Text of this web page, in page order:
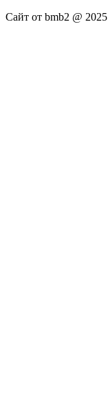
Сайт от bmb2 @ 2025